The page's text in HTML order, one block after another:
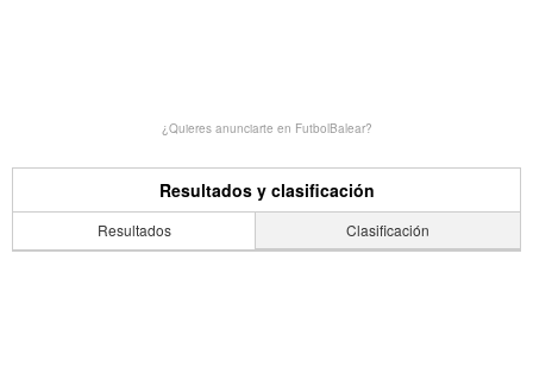
¿Quieres anunciarte en FutbolBalear?
Resultados y clasificación
Resultados Clasificación